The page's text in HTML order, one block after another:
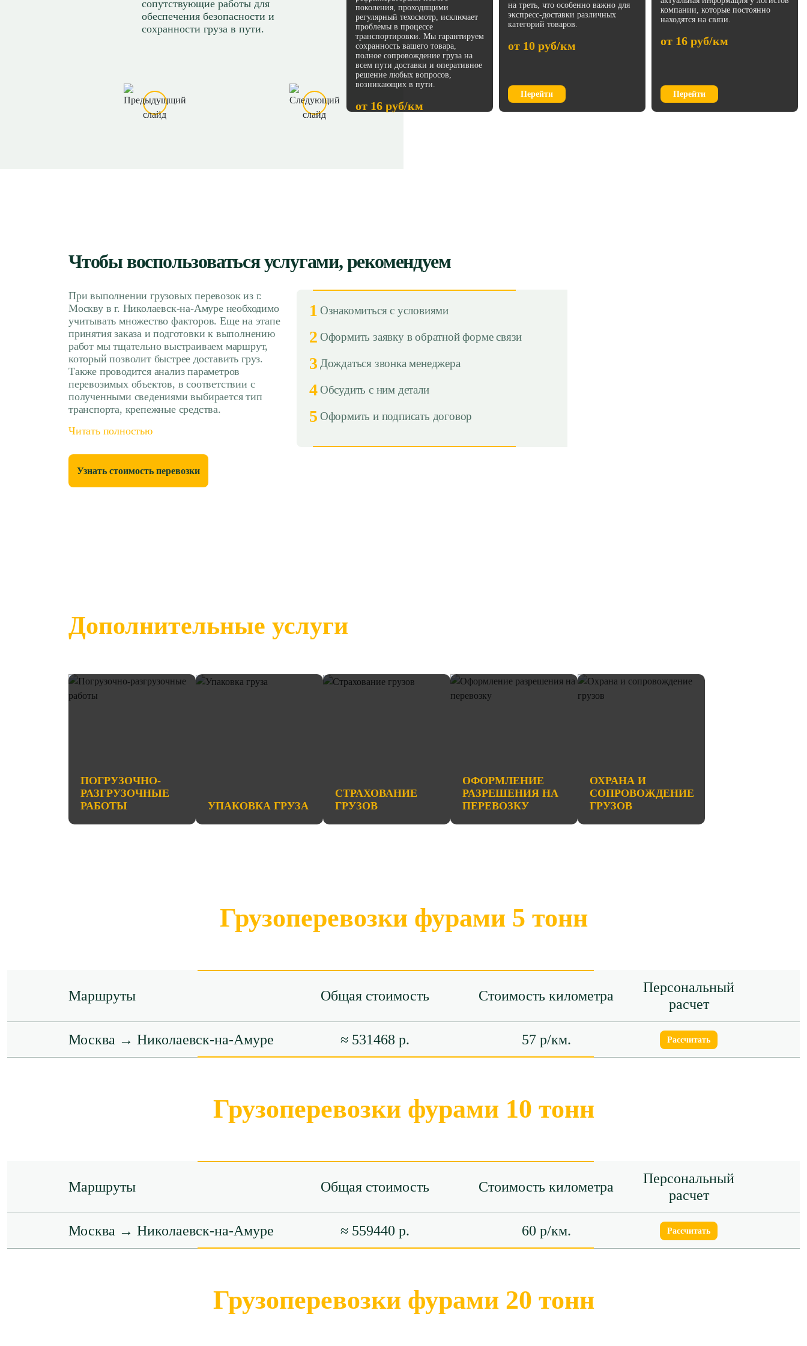
сопутствующие работы для
обеспечения безопасности и
сохранности груза в пути.
соблюдение сроков и полный
контроль на всем маршруте.
обходится дешевле.
от 10 руб/км
поколения, проходящими
регулярный техосмотр, исключает
проблемы в процессе
транспортировки. Мы гарантируем
сохранность вашего товара,
полное сопровождение груза на
всем пути доставки и оперативное
решение любых вопросов,
возникающих в пути.
от 16 руб/км
на треть, что особенно важно для
экспресс-доставки различных
категорий товаров.
от 10 руб/км
Перейти
компании, которые постоянно
находятся на связи.
от 16 руб/км
Перейти
Чтобы воспользоваться услугами, рекомендуем
При выполнении грузовых перевозок из г.
Москву в г. Николаевск-на-Амуре необходимо
учитывать множество факторов. Еще на этапе
принятия заказа и подготовки к выполнению
работ мы тщательно выстраиваем маршрут,
который позволит быстрее доставить груз.
Также проводится анализ параметров
перевозимых объектов, в соответствии с
полученными сведениями выбирается тип
транспорта, крепежные средства.
Читать полностью
Узнать стоимость перевозки
1 Ознакомиться с условиями
2 Оформить заявку в обратной форме связи
3 Дождаться звонка менеджера
4 Обсудить с ним детали
5 Оформить и подписать договор
Дополнительные услуги
ПОГРУЗОЧНО-
РАЗГРУЗОЧНЫЕ
РАБОТЫ
УПАКОВКА ГРУЗА
СТРАХОВАНИЕ
ГРУЗОВ
ОФОРМЛЕНИЕ
РАЗРЕШЕНИЯ НА
ПЕРЕВОЗКУ
ОХРАНА И
СОПРОВОЖДЕНИЕ
ГРУЗОВ
Грузоперевозки фурами 5 тонн
Маршруты Общая стоимость Стоимость километра
Персональный
расчет
Москва → Николаевск-на-Амуре ≈ 531468 р. 57 р/км. Рассчитать
Грузоперевозки фурами 10 тонн
Маршруты Общая стоимость Стоимость километра
Персональный
расчет
Москва → Николаевск-на-Амуре ≈ 559440 р. 60 р/км. Рассчитать
Грузоперевозки фурами 20 тонн